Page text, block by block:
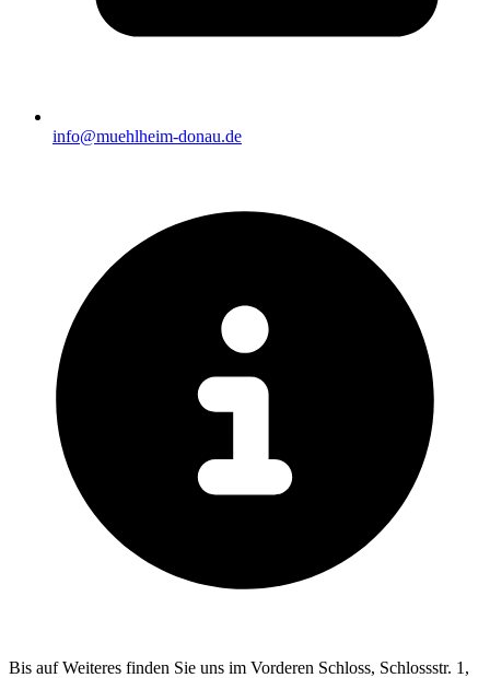
info@muehlheim-donau.de
Bis auf Weiteres finden Sie uns im Vorderen Schloss, Schlossstr. 1,